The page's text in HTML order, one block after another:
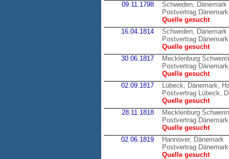
09.11.1798
Schweden, Dänemark
Postvertrag
Quelle gesucht
16.04.1814
Schweden, Dänemark
Postvertrag
Quelle gesucht
30.06.1817
Mecklenburg
Postvertrag
Quelle gesucht
02.09.1817
Lübeck, Dänemark,
Postvertrag Lübeck,
Quelle gesucht
28.11.1818
Mecklenburg
Postvertrag
Quelle gesucht
02.06.1819
Hannover, Dänemark
Postvertrag
Quelle gesucht